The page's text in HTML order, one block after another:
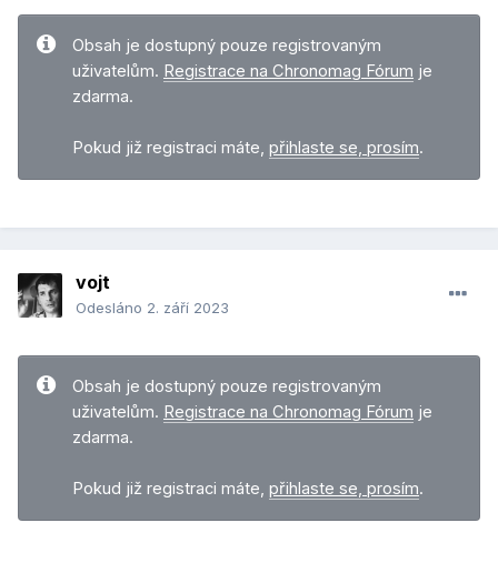
Obsah je dostupný pouze registrovaným
uživatelům. Registrace na Chronomag Fórum je
zdarma.
Pokud již registraci máte, přihlaste se, prosím.
vojt
Odesláno 2. září 2023
Obsah je dostupný pouze registrovaným
uživatelům. Registrace na Chronomag Fórum je
zdarma.
Pokud již registraci máte, přihlaste se, prosím.